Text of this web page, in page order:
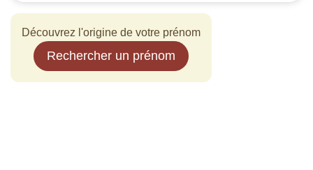
Découvrez l'origine de votre prénom
Rechercher un prénom